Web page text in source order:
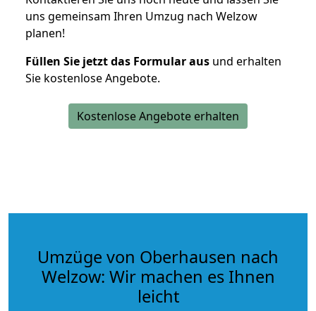
uns gemeinsam Ihren Umzug nach Welzow
planen!
Füllen Sie jetzt das Formular aus und erhalten
Sie kostenlose Angebote.
Kostenlose Angebote erhalten
Umzüge von Oberhausen nach
Welzow: Wir machen es Ihnen
leicht